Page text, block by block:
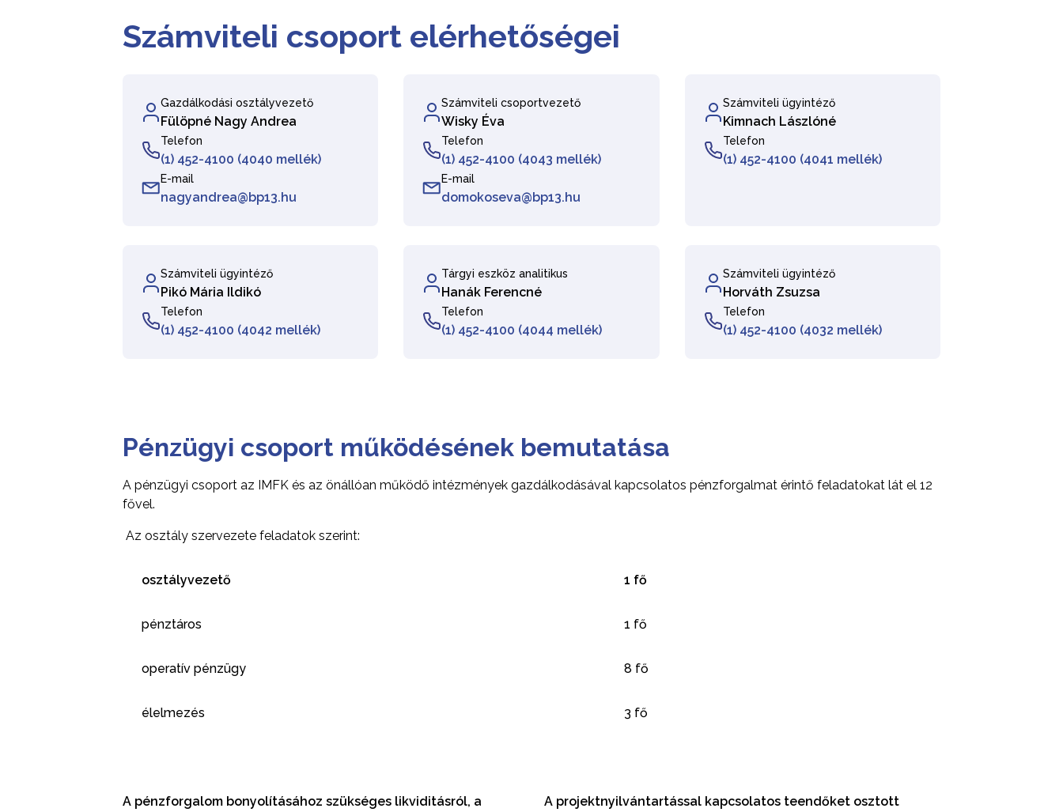
Számviteli csoport elérhetőségei
Gazdálkodási osztályvezető
Fülöpné Nagy Andrea
Telefon
(1) 452-4100 (4040 mellék)
E-mail
nagyandrea@bp13.hu
Számviteli csoportvezető
Wisky Éva
Telefon
(1) 452-4100 (4043 mellék)
E-mail
domokoseva@bp13.hu
Számviteli ügyintéző
Kimnach Lászlóné
Telefon
(1) 452-4100 (4041 mellék)
Számviteli ügyintéző
Pikó Mária Ildikó
Telefon
(1) 452-4100 (4042 mellék)
Tárgyi eszköz analitikus
Hanák Ferencné
Telefon
(1) 452-4100 (4044 mellék)
Számviteli ügyintéző
Horváth Zsuzsa
Telefon
(1) 452-4100 (4032 mellék)
Pénzügyi csoport működésének bemutatása
A pénzügyi csoport az IMFK és az önállóan működő intézmények gazdálkodásával kapcsolatos pénzforgalmat érintő feladatokat lát el 12
fővel.
Az osztály szervezete feladatok szerint:
osztályvezető 1 fő
pénztáros 1 fő
operatív pénzügy 8 fő
élelmezés 3 fő
A pénzforgalom bonyolításához szükséges likviditásról, a
A projektnyilvántartással kapcsolatos teendőket osztott